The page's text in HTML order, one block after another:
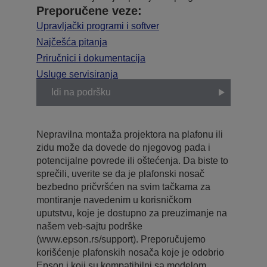
Preporučene veze:
Upravljački programi i softver
Najčešća pitanja
Priručnici i dokumentacija
Usluge servisiranja
Idi na podršku
Nepravilna montaža projektora na plafonu ili
zidu može da dovede do njegovog pada i
potencijalne povrede ili oštećenja. Da biste to
sprečili, uverite se da je plafonski nosač
bezbedno pričvršćen na svim tačkama za
montiranje navedenim u korisničkom
uputstvu, koje je dostupno za preuzimanje na
našem veb-sajtu podrške
(www.epson.rs/support). Preporučujemo
korišćenje plafonskih nosača koje je odobrio